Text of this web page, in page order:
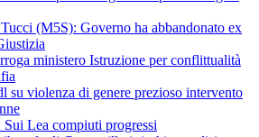
(M5S): Governo ha abbandonato ex
ministero Istruzione per conflittualità
su violenza di genere prezioso intervento
Lea compiuti progressi